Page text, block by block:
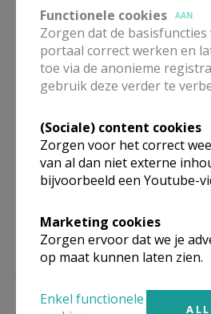
Artikel
Deel dit artikel
Lees meer
Functionele cookies
AAN
Zorgen dat de basisfuncties
portaal correct werken en
toe via de anonieme
gebruik deze verder te
(Sociale) content cookies
Zorgen voor het correct
van al dan niet externe
bijvoorbeeld een Youtube-
Marketing cookies
Zorgen ervoor dat we je
op maat kunnen laten zien.
Enkel functionele